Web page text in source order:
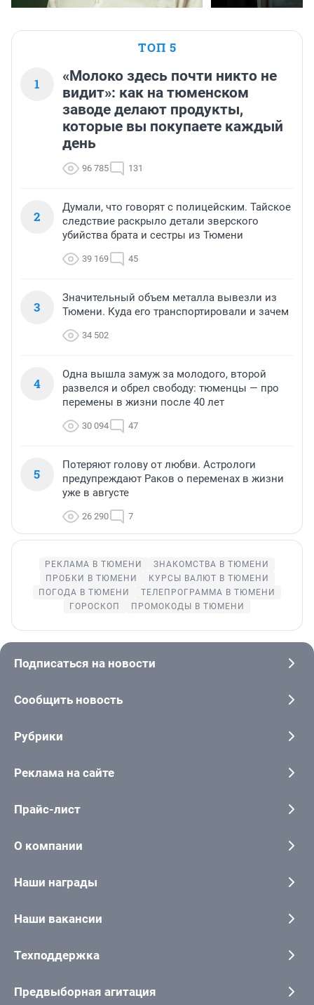
ТОП 5
1
«Молоко здесь почти никто не
видит»: как на тюменском
заводе делают продукты,
которые вы покупаете каждый
день
96 785 131
2
Думали, что говорят с полицейским. Тайское
следствие раскрыло детали зверского
убийства брата и сестры из Тюмени
39 169 45
3
Значительный объем металла вывезли из
Тюмени. Куда его транспортировали и зачем
34 502
4
Одна вышла замуж за молодого, второй
развелся и обрел свободу: тюменцы — про
перемены в жизни после 40 лет
30 094 47
5
Потеряют голову от любви. Астрологи
предупреждают Раков о переменах в жизни
уже в августе
26 290 7
РЕКЛАМА В ТЮМЕНИ
ЗНАКОМСТВА В ТЮМЕНИ
ПРОБКИ В ТЮМЕНИ
КУРСЫ ВАЛЮТ В ТЮМЕНИ
ПОГОДА В ТЮМЕНИ
ТЕЛЕПРОГРАММА В ТЮМЕНИ
ГОРОСКОП
ПРОМОКОДЫ В ТЮМЕНИ
Подписаться на новости
Сообщить новость
Рубрики
Реклама на сайте
Прайс-лист
О компании
Наши награды
Наши вакансии
Техподдержка
Предвыборная агитация